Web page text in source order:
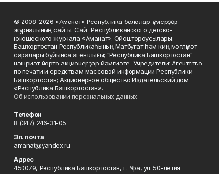
© 2008-2026 «Аманат» Республика балалар-үҫмерҙәр
журналының сайты. Сайт Республиканского детско-
юношеского журнала «Аманат». Ойоштороусылары:
Башҡортостан Республикаһының Матбуғат һәм киң мәғлүмәт
саралары буйынса агентлығы; "Республика Башкортостан"
нәшриәт йорто акционерҙар йәмғиәте.. Учредители: Агентство
по печати и средствам массовой информации Республики
Башкортостан; Акционерное общество Издательский дом
«Республика Башкортостан».
Об использовании персональных данных
Телефон
8 (347) 246-31-05
Эл. почта
amanat@yandex.ru
Адрес
450079, Республика Башкортостан, г. Уфа, ул. 50-летия